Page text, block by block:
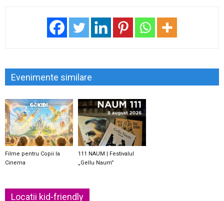
Evenimente similare
Filme pentru Copii la
Cinema
111 NAUM | Festivalul
„Gellu Naum”
Locatii kid-friendly